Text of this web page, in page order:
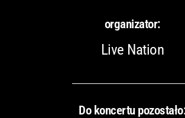
organizator:
Live Nation
Do koncertu